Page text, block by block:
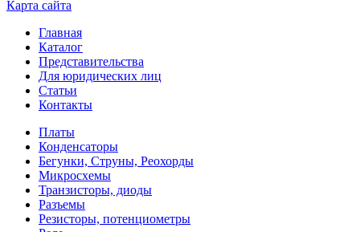
Карта сайта
Главная
Каталог
Представительства
Для юридических лиц
Статьи
Контакты
Платы
Конденсаторы
Бегунки, Струны, Реохорды
Микросхемы
Транзисторы, диоды
Разъемы
Резисторы, потенциометры